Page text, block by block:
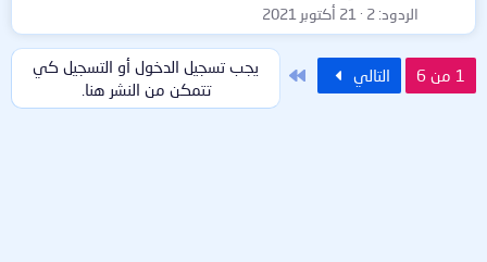
الردود 2 21 أكتوبر 2021
1 من 6 التالي الاخيريجب تسجيل الدخول أو التسجيل كي
تتمكن من النشر هنا.